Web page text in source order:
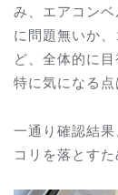
み、エアコン
に問題無いか
ど、全体的に
特に気になる点
一通り確認結
コリを落とす